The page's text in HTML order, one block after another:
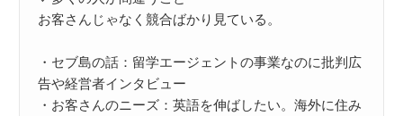
お客さんじゃなく競合ばかり見ている。
・セブ島の話：留学エージェントの事業なのに批判広
告や経営者インタビュー
・お客さんのニーズ：英語を伸ばしたい。海外に住み